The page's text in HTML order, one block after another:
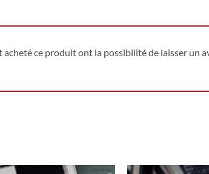
acheté ce produit ont la possibilité de laisser un